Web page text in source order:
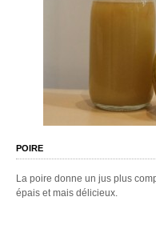
POIRE
La poire donne un jus plus
épais et mais délicieux.